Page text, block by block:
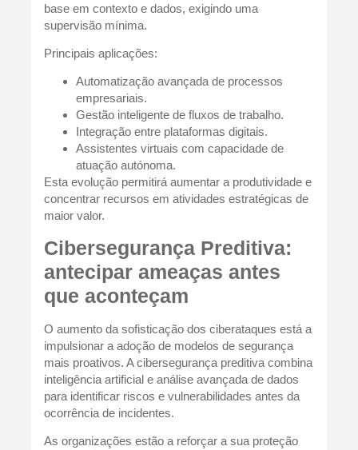
base em contexto e dados, exigindo uma
supervisão mínima.
Principais aplicações:
Automatização avançada de processos
empresariais.
Gestão inteligente de fluxos de trabalho.
Integração entre plataformas digitais.
Assistentes virtuais com capacidade de
atuação autónoma.
Esta evolução permitirá aumentar a produtividade e
concentrar recursos em atividades estratégicas de
maior valor.
Cibersegurança Preditiva:
antecipar ameaças antes
que aconteçam
O aumento da sofisticação dos ciberataques está a
impulsionar a adoção de modelos de segurança
mais proativos. A cibersegurança preditiva combina
inteligência artificial e análise avançada de dados
para identificar riscos e vulnerabilidades antes da
ocorrência de incidentes.
As organizações estão a reforçar a sua proteção